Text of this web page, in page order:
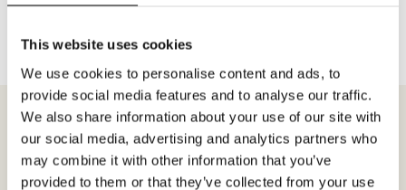
This website uses cookies
We use cookies to personalise content and ads, to
provide social media features and to analyse our traffic.
We also share information about your use of our site with
our social media, advertising and analytics partners who
may combine it with other information that you’ve
provided to them or that they’ve collected from your use
MÖTESFÖRFRÅGANNOA HARMON